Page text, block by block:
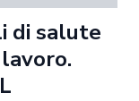
di salute